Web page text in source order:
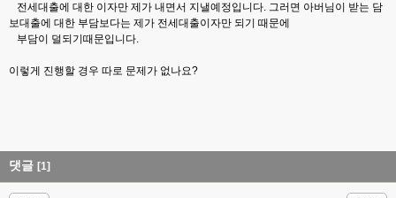
전세대출에 대한 이자만 제가 내면서 지낼예정입니다. 그러면 아버님이 받는 담
보대출에 대한 부담보다는 제가 전세대출이자만 되기 때문에
부담이 덜되기때문입니다.
이렇게 진행할 경우 따로 문제가 없나요?
댓글 [1]